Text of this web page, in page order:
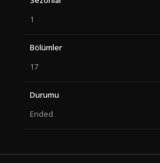
1
Bölümler
17
Durumu
Ended